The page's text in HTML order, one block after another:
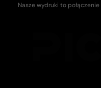
Nasze wydruki to